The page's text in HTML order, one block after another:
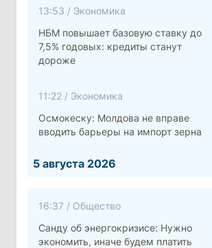
13:53 / Экономика
НБМ повышает базовую ставку до
7,5% годовых: кредиты станут
дороже
11:22 / Экономика
Осмокеску: Молдова не вправе
вводить барьеры на импорт зерна
5 августа 2026
16:37 / Общество
Санду об энергокризисе: Нужно
экономить, иначе будем платить